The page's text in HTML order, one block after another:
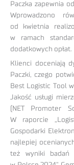
Paczka zapewnia
Wprowadzono
od kwietnia
w ramach
dodatkowych opłat.
Klienci doceniają
Paczki, czego
Best Logistic Tool
Jakość usługi
(NET Promoter
W raporcie
Gospodarki
najlepiej
też wyniki badań